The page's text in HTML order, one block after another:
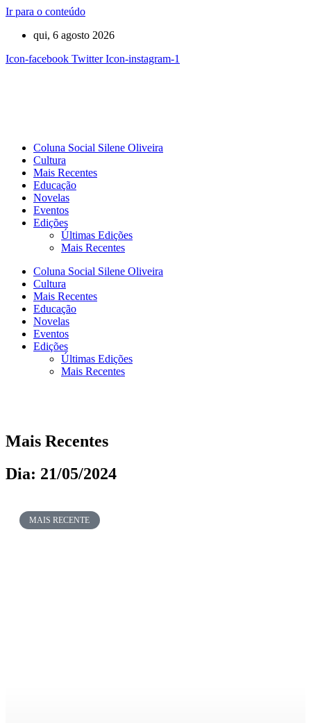
Ir para o conteúdo
qui, 6 agosto 2026
Icon-facebook Twitter Icon-instagram-1
Coluna Social Silene Oliveira
Cultura
Mais Recentes
Educação
Novelas
Eventos
Edições
Últimas Edições
Mais Recentes
Coluna Social Silene Oliveira
Cultura
Mais Recentes
Educação
Novelas
Eventos
Edições
Últimas Edições
Mais Recentes
Mais Recentes
Dia: 21/05/2024
MAIS RECENTE